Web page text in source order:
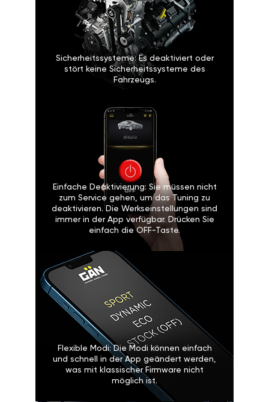
Sicherheitssysteme: Es deaktiviert oder
stört keine Sicherheitssysteme des
Fahrzeugs.
Einfache Deaktivierung: Sie müssen nicht
zum Service gehen, um das Tuning zu
deaktivieren. Die Werkseinstellungen sind
immer in der App verfügbar. Drücken Sie
einfach die OFF-Taste.
Flexible Modi: Die Modi können einfach
und schnell in der App geändert werden,
was mit klassischer Firmware nicht
möglich ist.